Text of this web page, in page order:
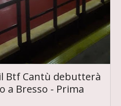
Btf Cantù debutterà
a Bresso - Prima